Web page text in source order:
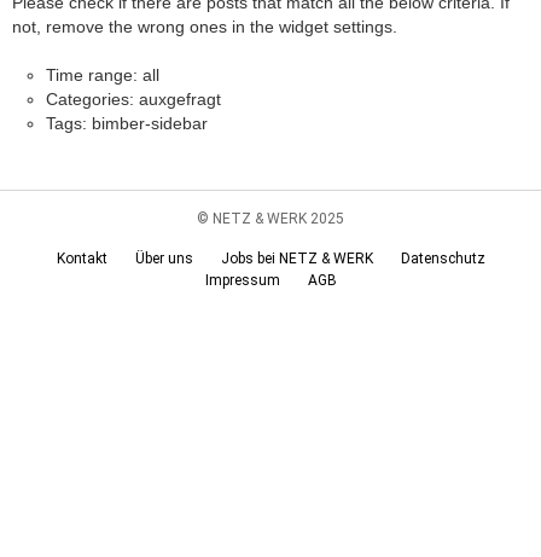
not, remove the wrong ones in the widget settings.
Time range: all
Categories: auxgefragt
Tags: bimber-sidebar
© NETZ & WERK 2025
Kontakt Über uns Jobs bei NETZ & WERK
Datenschutz
Impressum
AGB